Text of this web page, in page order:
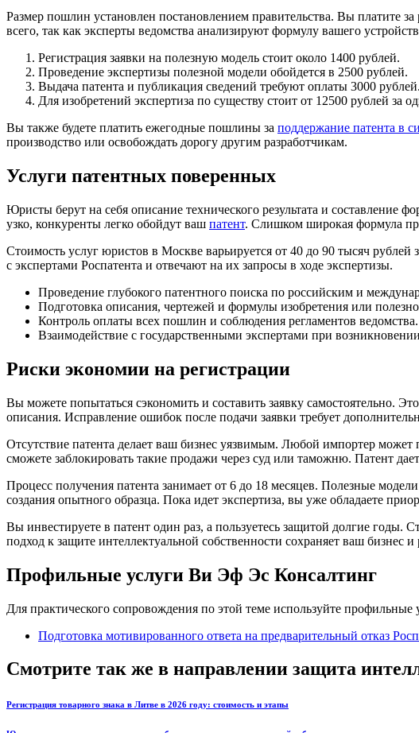
Размер пошлин установлен постановлением правительства. Вы платите
всего, так как эксперты ведомства анализируют формулу вашего
Регистрация заявки на полезную модель стоит около 1400 рублей.
Проведение экспертизы полезной модели обойдется в 2500 рублей.
Выдача патента и публикация сведений требуют оплаты 3000 рублей.
Для изобретений экспертиза по существу стоит от 12500 рублей за
Вы также будете платить ежегодные пошлины за поддержание патента в
производство или освобождать дорогу другим разработчикам.
Услуги патентных поверенных
Юристы берут на себя описание технического результата и
узко, конкуренты легко обойдут ваш патент. Слишком широкая формула
Стоимость услуг юристов в Москве варьируется от 40 до 90 тысяч
с экспертами Роспатента и отвечают на их запросы в ходе экспертизы.
Проведение глубокого патентного поиска по российским и
Подготовка описания, чертежей и формулы изобретения или
Контроль оплаты всех пошлин и соблюдения регламентов ведомства.
Взаимодействие с государственными экспертами при
Риски экономии на регистрации
Вы можете попытаться сэкономить и составить заявку самостоятельно.
описания. Исправление ошибок после подачи заявки требует
Отсутствие патента делает ваш бизнес уязвимым. Любой импортер
сможете заблокировать такие продажи через суд или таможню. Патент
Процесс получения патента занимает от 6 до 18 месяцев. Полезные
создания опытного образца. Пока идет экспертиза, вы уже обладаете
Вы инвестируете в патент один раз, а пользуетесь защитой долгие
подход к защите интеллектуальной собственности сохраняет ваш бизнес
Профильные услуги Ви Эф Эс Консалтинг
Для практического сопровождения по этой теме используйте
Подготовка мотивированного ответа на предварительный отказ
Смотрите так же в направлении защита
Регистрация товарного знака в Литве в 2026 году: стоимость и этапы